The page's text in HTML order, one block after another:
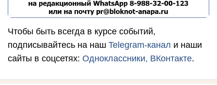
Чтобы быть всегда в курсе событий,
подписывайтесь на наш Telegram-канал и наши
сайты в соцсетях: Одноклассники, ВКонтакте.